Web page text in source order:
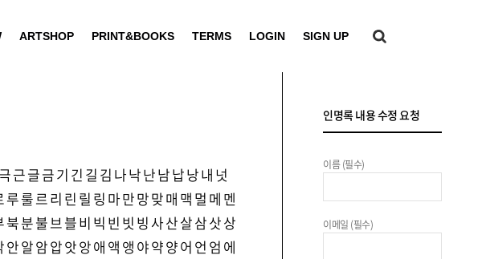
ARTSHOP PRINT&BOOKS TERMS LOGIN SIGN UP
극근글금기 긴 길 김 나낙난남납낭내 넛
루룰르리 린 릴 링 마만망맞매 맥 멀 메 멘
북분불브블비 빅 빈 빗 빙 사산살삼삿상
안알암압앗앙애 액 앵 야약양어 언 엄 에
인명록 내용 수정 요청
이름 (필수)
이메일 (필수)